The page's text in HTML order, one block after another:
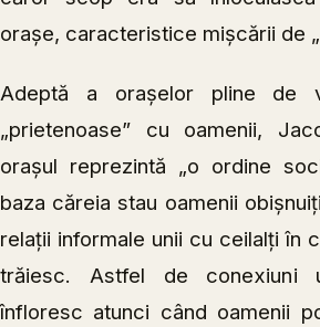
orașe, caracteristice mișcării de
Adeptă a orașelor pline de
„prietenoase” cu oamenii,
orașul reprezintă „o ordine
baza căreia stau oamenii
relații informale unii cu ceilalți în
trăiesc. Astfel de conexiuni
înfloresc atunci când oamenii